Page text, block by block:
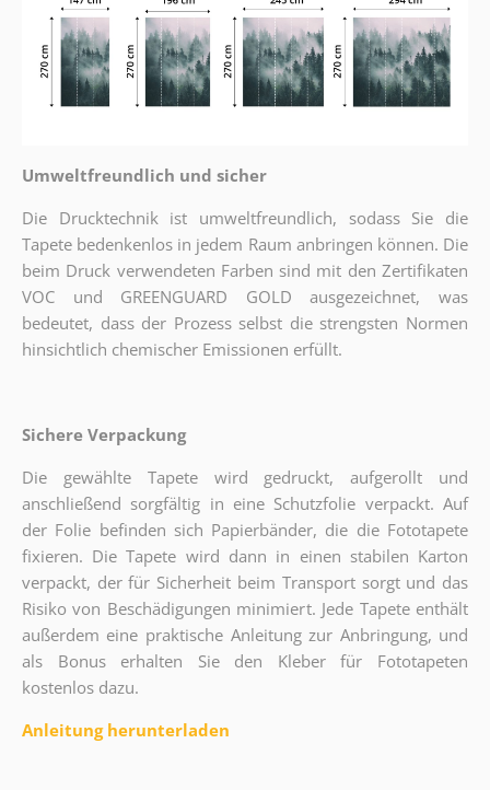
Umweltfreundlich und sicher
Die Drucktechnik ist umweltfreundlich, sodass Sie die
Tapete bedenkenlos in jedem Raum anbringen können. Die
beim Druck verwendeten Farben sind mit den Zertifikaten
VOC und GREENGUARD GOLD ausgezeichnet, was
bedeutet, dass der Prozess selbst die strengsten Normen
hinsichtlich chemischer Emissionen erfüllt.
Sichere Verpackung
Die gewählte Tapete wird gedruckt, aufgerollt und
anschließend sorgfältig in eine Schutzfolie verpackt. Auf
der Folie befinden sich Papierbänder, die die Fototapete
fixieren. Die Tapete wird dann in einen stabilen Karton
verpackt, der für Sicherheit beim Transport sorgt und das
Risiko von Beschädigungen minimiert. Jede Tapete enthält
außerdem eine praktische Anleitung zur Anbringung, und
als Bonus erhalten Sie den Kleber für Fototapeten
kostenlos dazu.
Anleitung herunterladen